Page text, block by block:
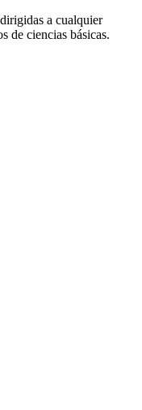
a cualquier
de ciencias básicas.